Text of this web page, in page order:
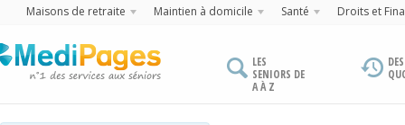
Maisons de retraite Maintien à domicile Santé Droits et
LES
SENIORS DE
A À Z